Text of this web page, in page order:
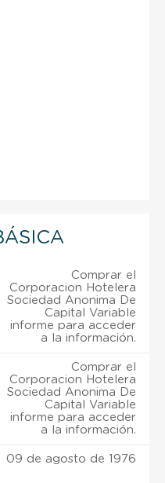
Comprar el
Corporacion Hotelera
Sociedad Anonima De
Capital Variable
informe para acceder
a la información.
Comprar el
Corporacion Hotelera
Sociedad Anonima De
Capital Variable
informe para acceder
a la información.
09 de agosto de 1976